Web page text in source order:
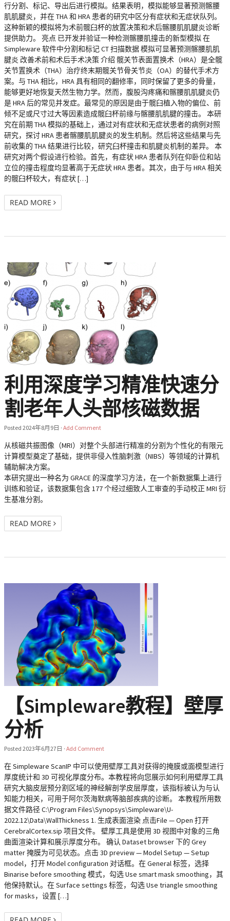
行分割、标记、导出后进行模拟。结果表明，模拟能够显著预测髂腰
肌肌腱炎，并在 THA 和 HRA 患者的研究中区分有症状和无症状队列。
这种新颖的模拟将为术前髋臼杯的放置决策和术后髂腰肌肌腱炎诊断
提供助力。 亮点 已开发并验证一种检测髂腰肌撞击的新型模拟 在
Simpleware 软件中分割和标记 CT 扫描数据 模拟可显著预测髂腰肌肌
腱炎 改善术前和术后手术决策 介绍 髋关节表面置换术（HRA）是全髋
关节置换术（THA）治疗终末期髋关节骨关节炎（OA）的替代手术方
案。与 THA 相比，HRA 具有相同的翻修率，同时保留了更多的骨量，
能够更好地恢复天然生物力学。然而，腹股沟疼痛和髂腰肌肌腱炎仍
是 HRA 后的常见并发症。最常见的原因是由于髋臼植入物的偏位、前
倾不足或尺寸过大等因素造成髋臼杯前缘与髂腰肌肌腱的撞击。 本研
究在前期 THA 模拟的基础上，通过对有症状和无症状患者的病例对照
研究，探讨 HRA 患者髂腰肌肌腱炎的发生机制。然后将这些结果与先
前收集的 THA 结果进行比较，研究臼杯撞击和肌腱炎机制的差异。 本
研究对两个假设进行检验。首先，有症状 HRA 患者队列在仰卧位和站
立位的撞击程度均显著高于无症状 HRA 患者。其次，由于与 HRA 相关
的髋臼杯较大，有症状 […]
READ MORE
利用深度学习精准快速分
割老年人头部核磁数据
Posted 2024年8月9日 · Add Comment
从核磁共振图像（MRI）对整个头部进行精准的分割为个性化的有限元
计算模型奠定了基础，提供非侵入性脑刺激（NIBS）等领域的计算机
辅助解决方案。
本研究提出一种名为 GRACE 的深度学习方法，在一个新数据集上进行
训练和验证，该数据集包含 177 个经过细致人工审查的手动校正 MRI 衍
生基准分割。
READ MORE
【Simpleware教程】壁厚
分析
Posted 2023年6月27日 · Add Comment
在 Simpleware ScanIP 中可以使用壁厚工具对获得的掩膜或面模型进行
厚度统计和 3D 可视化厚度分布。本教程将向您展示如何利用壁厚工具
研究大脑皮层预分割区域的神经解剖学皮层厚度，该指标被认为与认
知能力相关，可用于阿尔茨海默病等脑部疾病的诊断。 本教程所用数
据文件路径 C:\Program Files\Synopsys\Simpleware\U-
2022.12\Data\WallThickness 1. 生成表面渲染 点击File — Open 打开
CerebralCortex.sip 项目文件。 壁厚工具是使用 3D 视图中对象的三角
曲面渲染计算和展示厚度分布。 确认 Dataset browser 下的 Grey
matter 掩膜为可见状态。点击 3D preview — Model Setup — Setup
model，打开 Model configuration 对话框。在 General 标签，选择
Binarise before smoothing 模式，勾选 Use smart mask smoothing，其
他保持默认。在 Surface settings 标签，勾选 Use triangle smoothing
for masks，设置 […]